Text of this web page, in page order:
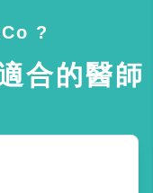
?
合的醫師